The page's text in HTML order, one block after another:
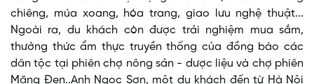
chiêng, múa xoang, hóa trang, giao lưu nghệ thuật...
Ngoài ra, du khách còn được trải nghiệm mua sắm,
thưởng thức ẩm thực truyền thống của đồng bào các
dân tộc tại phiên chợ nông sản - dược liệu và chợ phiên
Măng Đen..Anh Ngọc Sơn, một du khách đến từ Hà Nội